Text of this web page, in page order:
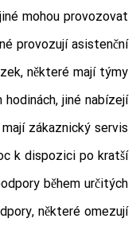
mohou provozovat
provozují asistenční
některé mají týmy
jiné nabízejí
zákaznický servis
k dispozici po kratší
během určitých
některé omezují